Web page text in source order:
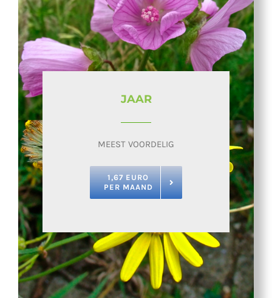
JAAR
MEEST VOORDELIG
1,67 EURO
PER MAAND